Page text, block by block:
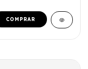
COMPRAR